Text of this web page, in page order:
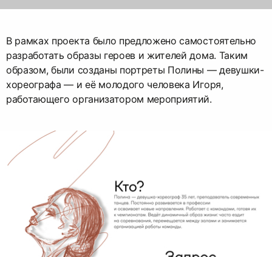
В рамках проекта было предложено самостоятельно
разработать образы героев и жителей дома. Таким
образом, были созданы портреты Полины — девушки-
хореографа — и её молодого человека Игоря,
работающего организатором мероприятий.